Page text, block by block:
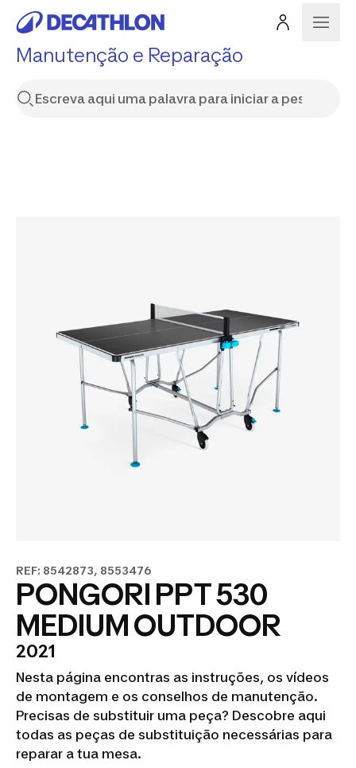
Manutenção e Reparação
REF: 8542873, 8553476
PONGORI PPT 530
MEDIUM OUTDOOR
2021
Nesta página encontras as instruções, os vídeos
de montagem e os conselhos de manutenção.
Precisas de substituir uma peça? Descobre aqui
todas as peças de substituição necessárias para
reparar a tua mesa.